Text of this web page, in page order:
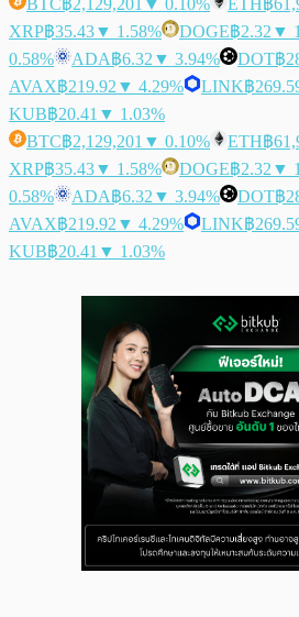
XRP฿35.43▼ 1.58% DOGE฿2.32 ▼
0.58%
ADA฿6.32 ▼ 3.94% DOT฿
AVAX฿219.92 ▼ 4.29% LINK฿
KUB฿20.41 ▼ 1.03%
BTC฿2,129,201 ▼ 0.10% ETH฿
XRP฿35.43▼ 1.58% DOGE฿2.32 ▼
0.58%
ADA฿6.32 ▼ 3.94% DOT฿
AVAX฿219.92 ▼ 4.29% LINK฿
KUB฿20.41 ▼ 1.03%